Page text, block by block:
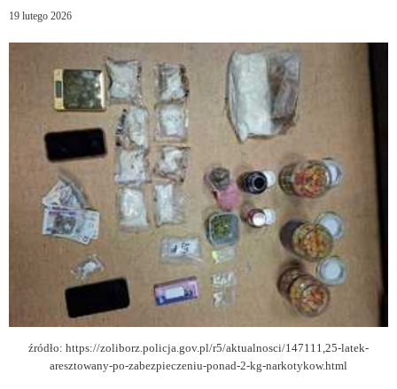
19 lutego 2026
źródło: https://zoliborz.policja.gov.pl/r5/aktualnosci/147111,25-latek-
aresztowany-po-zabezpieczeniu-ponad-2-kg-narkotykow.html